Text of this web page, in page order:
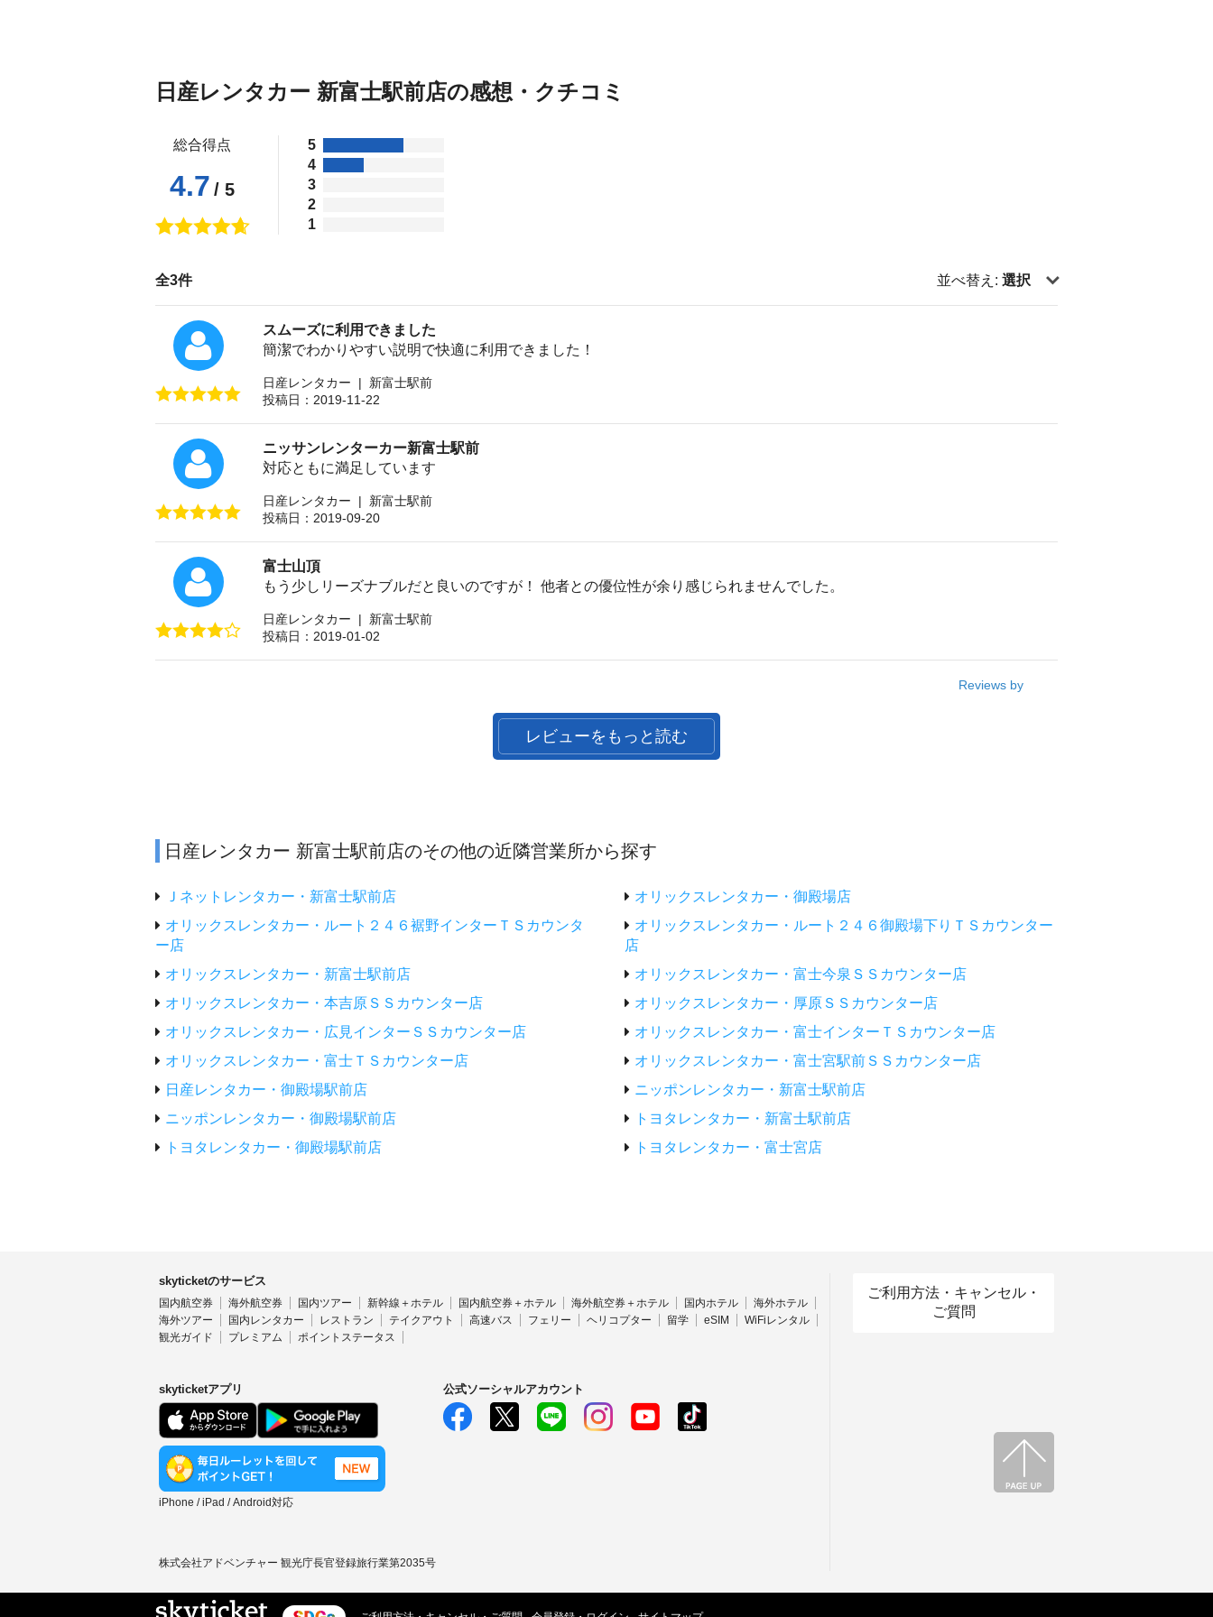
日産レンタカー 新富士駅前店の感想・クチコミ
総合得点
4.7 / 5
5
4
3
2
1
全3件 並べ替え: 選択
スムーズに利用できました
簡潔でわかりやすい説明で快適に利用できました！
日産レンタカー | 新富士駅前
投稿日：2019-11-22
ニッサンレンターカー新富士駅前
対応ともに満足しています
日産レンタカー | 新富士駅前
投稿日：2019-09-20
富士山頂
もう少しリーズナブルだと良いのですが！ 他者との優位性が余り感じられませんでした。
日産レンタカー | 新富士駅前
投稿日：2019-01-02
Reviews by
レビューをもっと読む
日産レンタカー 新富士駅前店のその他の近隣営業所から探す
Ｊネットレンタカー・新富士駅前店
オリックスレンタカー・御殿場店
オリックスレンタカー・ルート２４６裾野インターＴＳカウンタ
ー店
オリックスレンタカー・ルート２４６御殿場下りＴＳカウンター
店
オリックスレンタカー・新富士駅前店
オリックスレンタカー・富士今泉ＳＳカウンター店
オリックスレンタカー・本吉原ＳＳカウンター店
オリックスレンタカー・厚原ＳＳカウンター店
オリックスレンタカー・広見インターＳＳカウンター店
オリックスレンタカー・富士インターＴＳカウンター店
オリックスレンタカー・富士ＴＳカウンター店
オリックスレンタカー・富士宮駅前ＳＳカウンター店
日産レンタカー・御殿場駅前店
ニッポンレンタカー・新富士駅前店
ニッポンレンタカー・御殿場駅前店
トヨタレンタカー・新富士駅前店
トヨタレンタカー・御殿場駅前店
トヨタレンタカー・富士宮店